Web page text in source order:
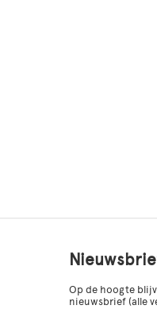
Op de hoogte
nieuwsbrief (alle